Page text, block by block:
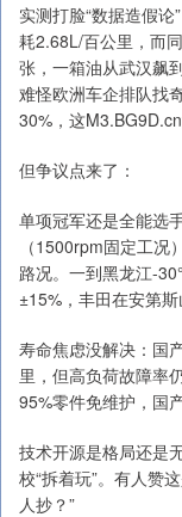
实测打脸“数据造假
耗2.68L/百公里，而
张，一箱油从武汉飙
难怪欧洲车企排队找
30%，这
但争议点来了：
单项冠军还是全能选
（1500rpm固定工
路况。一到黑龙江-
±15%，丰田在安第斯
寿命焦虑没解决：国
里，但高负荷故障率
95%零件免维护，国
技术开源是格局还是
校“拆着玩”。有人赞
人抄？”